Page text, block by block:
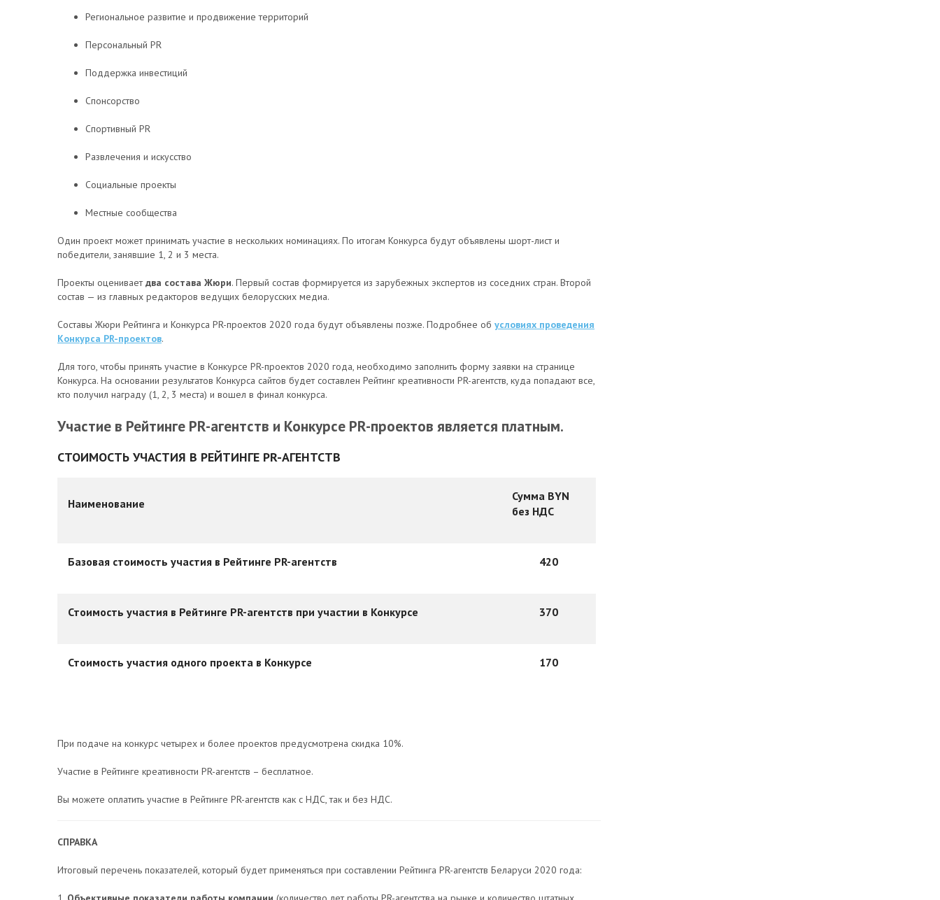
Региональное развитие и продвижение территорий
Персональный PR
Поддержка инвестиций
Спонсорство
Спортивный PR
Развлечения и искусство
Социальные проекты
Местные сообщества
Один проект может принимать участие в нескольких номинациях. По итогам Конкурса будут объявлены шорт-лист и
победители, занявшие 1, 2 и 3 места.
Проекты оцениваетдва состава Жюри. Первый состав формируется из зарубежных экспертов из соседних стран. Второй
состав — из главных редакторов ведущих белорусских медиа.
Составы Жюри Рейтинга и Конкурса PR-проектов 2020 года будут объявлены позже. Подробнее об условиях проведения
Конкурса PR-проектов.
Для того, чтобы принять участие в Конкурсе PR-проектов 2020 года, необходимо заполнить форму заявки на странице
Конкурса. На основании результатов Конкурса сайтов будет составлен Рейтинг креативности PR-агентств, куда попадают все,
кто получил награду (1, 2, 3 места) и вошел в финал конкурса.
Участие в Рейтинге PR-агентств и Конкурсе PR-проектов является платным.
СТОИМОСТЬ УЧАСТИЯ В РЕЙТИНГЕ PR-АГЕНТСТВ
Наименование
Сумма BYN
без НДС
Базовая стоимость участия в Рейтинге PR-агентств 420
Стоимость участия в Рейтинге PR-агентств при участии в Конкурсе 370
Стоимость участия одного проекта в Конкурсе 170
При подаче на конкурс четырех и более проектов предусмотрена скидка 10%.
Участие в Рейтинге креативности PR-агентств – бесплатное.
Вы можете оплатить участие в Рейтинге PR-агентств как с НДС, так и без НДС.
СПРАВКА
Итоговый перечень показателей, который будет применяться при составлении Рейтинга PR-агентств Беларуси 2020 года: